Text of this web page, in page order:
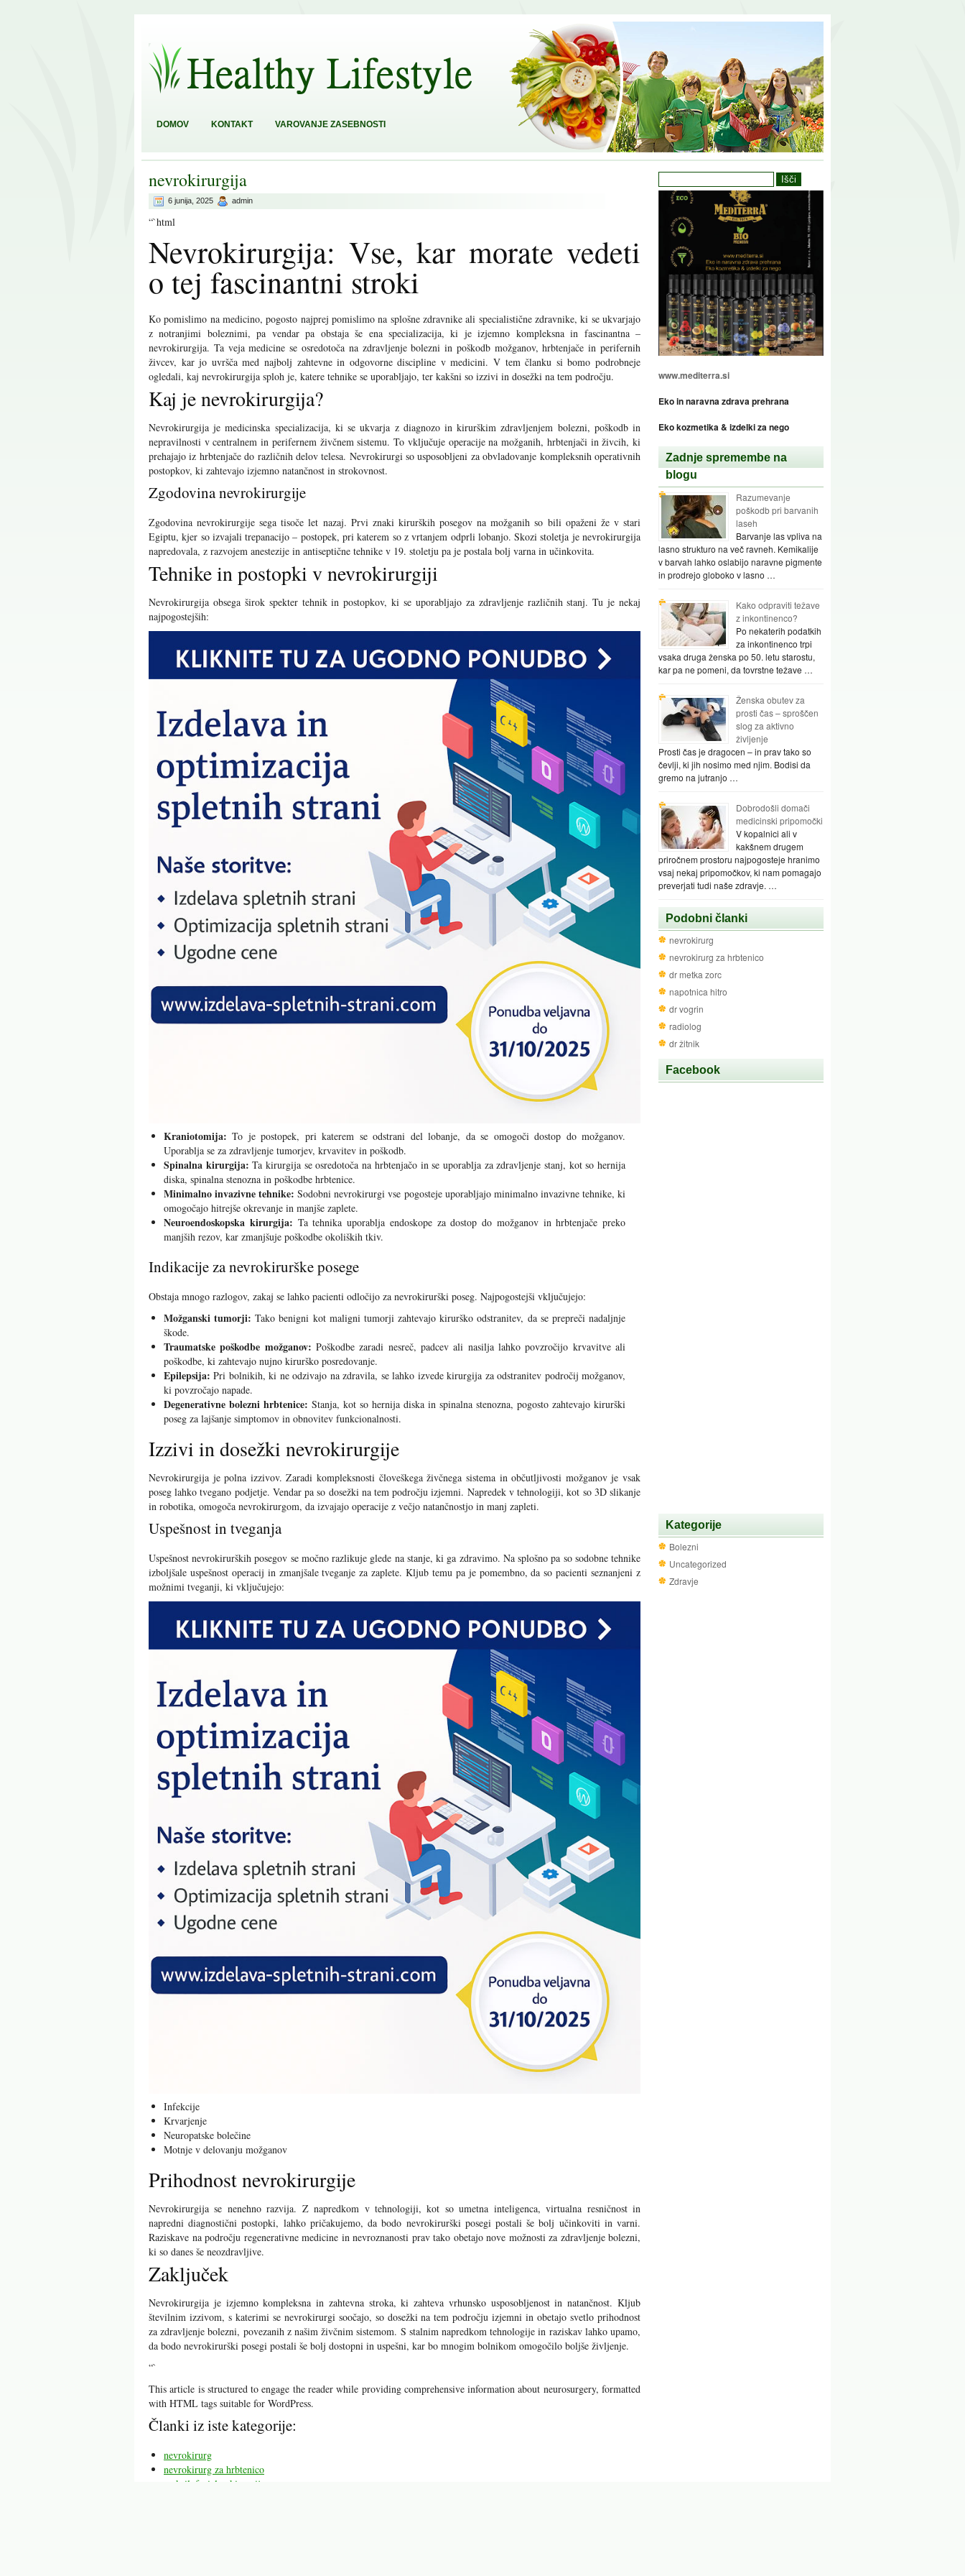
DOMOV KONTAKT VAROVANJE ZASEBNOSTI
nevrokirurgija
6 junija, 2025 admin
“`html
Nevrokirurgija: Vse, kar morate vedeti
o tej fascinantni stroki
Ko pomislimo na medicino, pogosto najprej pomislimo na splošne zdravnike ali specialistične zdravnike, ki se ukvarjajo
z notranjimi boleznimi, pa vendar pa obstaja še ena specializacija, ki je izjemno kompleksna in fascinantna –
nevrokirurgija. Ta veja medicine se osredotoča na zdravljenje bolezni in poškodb možganov, hrbtenjače in perifernih
živcev, kar jo uvršča med najbolj zahtevne in odgovorne discipline v medicini. V tem članku si bomo podrobneje
ogledali, kaj nevrokirurgija sploh je, katere tehnike se uporabljajo, ter kakšni so izzivi in dosežki na tem področju.
Kaj je nevrokirurgija?
Nevrokirurgija je medicinska specializacija, ki se ukvarja z diagnozo in kirurškim zdravljenjem bolezni, poškodb in
nepravilnosti v centralnem in perifernem živčnem sistemu. To vključuje operacije na možganih, hrbtenjači in živcih, ki
prehajajo iz hrbtenjače do različnih delov telesa. Nevrokirurgi so usposobljeni za obvladovanje kompleksnih operativnih
postopkov, ki zahtevajo izjemno natančnost in strokovnost.
Zgodovina nevrokirurgije
Zgodovina nevrokirurgije sega tisoče let nazaj. Prvi znaki kirurških posegov na možganih so bili opaženi že v stari
Egiptu, kjer so izvajali trepanacijo – postopek, pri katerem so z vrtanjem odprli lobanjo. Skozi stoletja je nevrokirurgija
napredovala, z razvojem anestezije in antiseptične tehnike v 19. stoletju pa je postala bolj varna in učinkovita.
Tehnike in postopki v nevrokirurgiji
Nevrokirurgija obsega širok spekter tehnik in postopkov, ki se uporabljajo za zdravljenje različnih stanj. Tu je nekaj
najpogostejših:
Kraniotomija: To je postopek, pri katerem se odstrani del lobanje, da se omogoči dostop do možganov.
Uporablja se za zdravljenje tumorjev, krvavitev in poškodb.
Spinalna kirurgija: Ta kirurgija se osredotoča na hrbtenjačo in se uporablja za zdravljenje stanj, kot so hernija
diska, spinalna stenozna in poškodbe hrbtenice.
Minimalno invazivne tehnike: Sodobni nevrokirurgi vse pogosteje uporabljajo minimalno invazivne tehnike, ki
omogočajo hitrejše okrevanje in manjše zaplete.
Neuroendoskopska kirurgija: Ta tehnika uporablja endoskope za dostop do možganov in hrbtenjače preko
manjših rezov, kar zmanjšuje poškodbe okoliških tkiv.
Indikacije za nevrokirurške posege
Obstaja mnogo razlogov, zakaj se lahko pacienti odločijo za nevrokirurški poseg. Najpogostejši vključujejo:
Možganski tumorji: Tako benigni kot maligni tumorji zahtevajo kirurško odstranitev, da se prepreči nadaljnje
škode.
Traumatske poškodbe možganov: Poškodbe zaradi nesreč, padcev ali nasilja lahko povzročijo krvavitve ali
poškodbe, ki zahtevajo nujno kirurško posredovanje.
Epilepsija: Pri bolnikih, ki ne odzivajo na zdravila, se lahko izvede kirurgija za odstranitev področij možganov,
ki povzročajo napade.
Degenerativne bolezni hrbtenice: Stanja, kot so hernija diska in spinalna stenozna, pogosto zahtevajo kirurški
poseg za lajšanje simptomov in obnovitev funkcionalnosti.
Izzivi in dosežki nevrokirurgije
Nevrokirurgija je polna izzivov. Zaradi kompleksnosti človeškega živčnega sistema in občutljivosti možganov je vsak
poseg lahko tvegano podjetje. Vendar pa so dosežki na tem področju izjemni. Napredek v tehnologiji, kot so 3D slikanje
in robotika, omogoča nevrokirurgom, da izvajajo operacije z večjo natančnostjo in manj zapleti.
Uspešnost in tveganja
Uspešnost nevrokirurških posegov se močno razlikuje glede na stanje, ki ga zdravimo. Na splošno pa so sodobne tehnike
izboljšale uspešnost operacij in zmanjšale tveganje za zaplete. Kljub temu pa je pomembno, da so pacienti seznanjeni z
možnimi tveganji, ki vključujejo:
Infekcije
Krvarjenje
Neuropatske bolečine
Motnje v delovanju možganov
Prihodnost nevrokirurgije
Nevrokirurgija se nenehno razvija. Z napredkom v tehnologiji, kot so umetna inteligenca, virtualna resničnost in
napredni diagnostični postopki, lahko pričakujemo, da bodo nevrokirurški posegi postali še bolj učinkoviti in varni.
Raziskave na področju regenerativne medicine in nevroznanosti prav tako obetajo nove možnosti za zdravljenje bolezni,
ki so danes še neozdravljive.
Zaključek
Nevrokirurgija je izjemno kompleksna in zahtevna stroka, ki zahteva vrhunsko usposobljenost in natančnost. Kljub
številnim izzivom, s katerimi se nevrokirurgi soočajo, so dosežki na tem področju izjemni in obetajo svetlo prihodnost
za zdravljenje bolezni, povezanih z našim živčnim sistemom. S stalnim napredkom tehnologije in raziskav lahko upamo,
da bodo nevrokirurški posegi postali še bolj dostopni in uspešni, kar bo mnogim bolnikom omogočilo boljše življenje.
“`
This article is structured to engage the reader while providing comprehensive information about neurosurgery, formatted
with HTML tags suitable for WordPress.
Članki iz iste kategorije:
nevrokirurg
nevrokirurg za hrbtenico
maksilofacialna kirurgija
www.mediterra.si
Eko in naravna zdrava prehrana
Eko kozmetika & izdelki za nego
Zadnje spremembe na
blogu
Razumevanje
poškodb pri barvanih
laseh
Barvanje las vpliva na
lasno strukturo na več ravneh. Kemikalije
v barvah lahko oslabijo naravne pigmente
in prodrejo globoko v lasno …
Kako odpraviti težave
z inkontinenco?
Po nekaterih podatkih
za inkontinenco trpi
vsaka druga ženska po 50. letu starostu,
kar pa ne pomeni, da tovrstne težave …
Ženska obutev za
prosti čas – sproščen
slog za aktivno
življenje
Prosti čas je dragocen – in prav tako so
čevlji, ki jih nosimo med njim. Bodisi da
gremo na jutranjo …
Dobrodošli domači
medicinski pripomočki
V kopalnici ali v
kakšnem drugem
priročnem prostoru najpogosteje hranimo
vsaj nekaj pripomočkov, ki nam pomagajo
preverjati tudi naše zdravje. …
Podobni članki
nevrokirurg
nevrokirurg za hrbtenico
dr metka zorc
napotnica hitro
dr vogrin
radiolog
dr žitnik
Facebook
Kategorije
Bolezni
Uncategorized
Zdravje